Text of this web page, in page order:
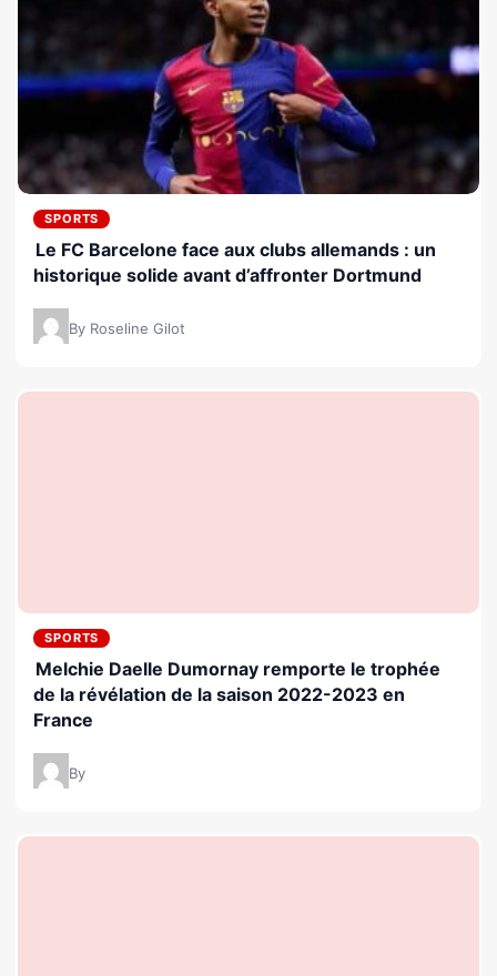
SPORTS
Le FC Barcelone face aux clubs allemands : un
historique solide avant d’affronter Dortmund
By Roseline Gilot
SPORTS
Melchie Daelle Dumornay remporte le trophée
de la révélation de la saison 2022-2023 en
France
By